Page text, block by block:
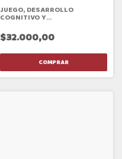
JUEGO, DESARROLLO
COGNITIVO Y
PRIMERA INFANCIA
$32.000,00